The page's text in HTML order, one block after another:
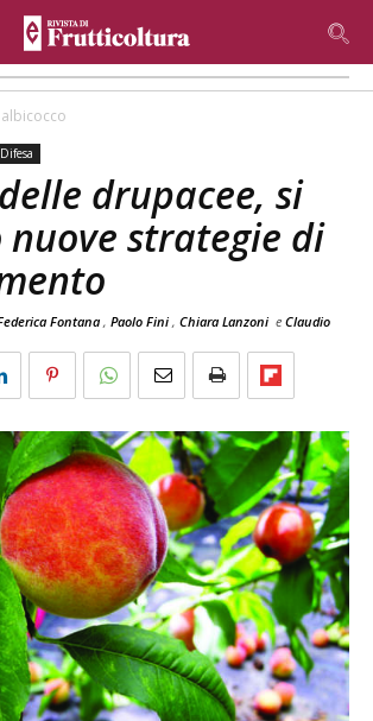
albicocco
Difesa
drupacee, si
nuove strategie di
Fontana, Paolo Fini , Chiara Lanzoni e Claudio